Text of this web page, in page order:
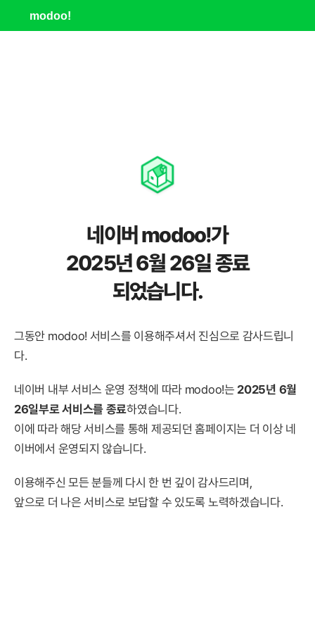
modoo!
네이버 modoo!가
2025년 6월 26일 종료
되었습니다.
그동안 modoo! 서비스를 이용해주셔서 진심으로 감사드립니
다.
네이버 내부 서비스 운영 정책에 따라 modoo!는 2025년 6월
26일부로 서비스를 종료하였습니다.
이에 따라 해당 서비스를 통해 제공되던 홈페이지는 더 이상 네
이버에서 운영되지 않습니다.
이용해주신 모든 분들께 다시 한 번 깊이 감사드리며,
앞으로 더 나은 서비스로 보답할 수 있도록 노력하겠습니다.